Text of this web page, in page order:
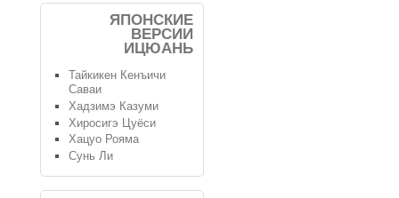
ЯПОНСКИЕ
ВЕРСИИ
ИЦЮАНЬ
Тайкикен Кенъичи
Саваи
Хадзимэ Казуми
Хиросигэ Цуёси
Хацуо Рояма
Сунь Ли